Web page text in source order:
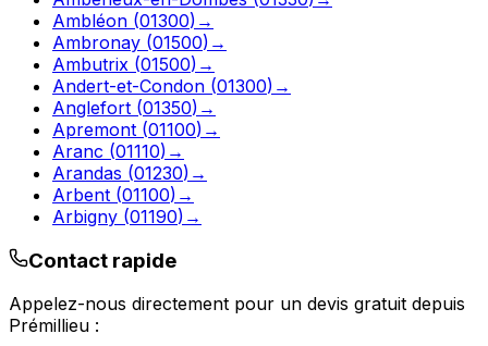
Ambléon (01300) →
Ambronay (01500) →
Ambutrix (01500) →
Andert-et-Condon (01300) →
Anglefort (01350) →
Apremont (01100) →
Aranc (01110) →
Arandas (01230) →
Arbent (01100) →
Arbigny (01190) →
Contact rapide
Appelez-nous directement pour un devis gratuit depuis
Prémillieu :